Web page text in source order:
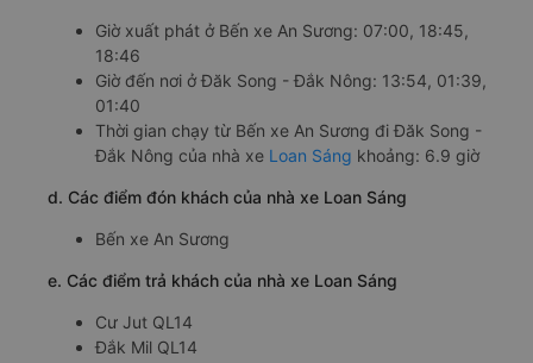
Giờ xuất phát ở Bến xe An Sương: 07:00, 18:45,
18:46
Giờ đến nơi ở Đăk Song - Đắk Nông: 13:54, 01:39,
01:40
Thời gian chạy từ Bến xe An Sương đi Đăk Song -
Đắk Nông của nhà xe Loan Sáng khoảng: 6.9 giờ
d. Các điểm đón khách của nhà xe Loan Sáng
Bến xe An Sương
e. Các điểm trả khách của nhà xe Loan Sáng
Cư Jut QL14
Đắk Mil QL14